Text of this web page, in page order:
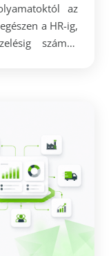
az
a HR-ig,
számos